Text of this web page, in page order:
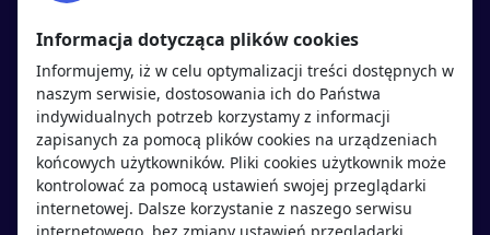
Polityka cookies
Polityka prywatności
Kandydaci
Regulamin kandydata
Oferty pracy
Pracodawcy
Regulamin pracodawcy
Dodaj ogłoszenie
Informacja dotycząca plików cookies
Informujemy, iż w celu optymalizacji treści dostępnych w
naszym serwisie, dostosowania ich do Państwa
indywidualnych potrzeb korzystamy z informacji
zapisanych za pomocą plików cookies na urządzeniach
końcowych użytkowników. Pliki cookies użytkownik może
kontrolować za pomocą ustawień swojej przeglądarki
internetowej. Dalsze korzystanie z naszego serwisu